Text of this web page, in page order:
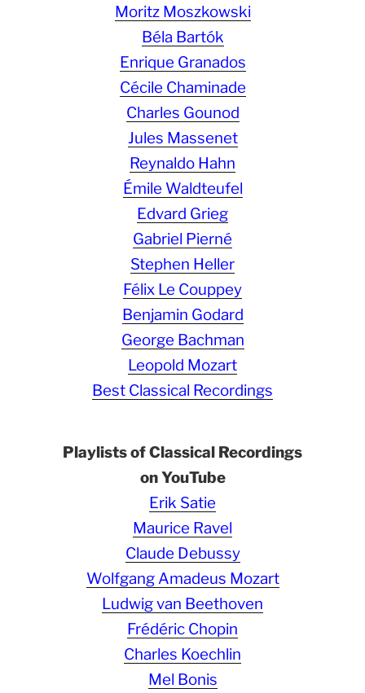
Moritz Moszkowski
Béla Bartók
Enrique Granados
Cécile Chaminade
Charles Gounod
Jules Massenet
Reynaldo Hahn
Émile Waldteufel
Edvard Grieg
Gabriel Pierné
Stephen Heller
Félix Le Couppey
Benjamin Godard
George Bachman
Leopold Mozart
Best Classical Recordings
Playlists of Classical Recordings
on YouTube
Erik Satie
Maurice Ravel
Claude Debussy
Wolfgang Amadeus Mozart
Ludwig van Beethoven
Frédéric Chopin
Charles Koechlin
Mel Bonis